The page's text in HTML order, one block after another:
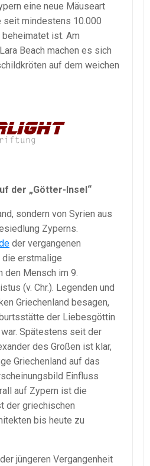
eine neue Mäuseart
seit mindestens 10.000
ist. Am
Beach machen es sich
auf dem weichen
der „Götter-Insel“
sondern von Syrien aus
Zyperns.
der vergangenen
erstmalige
den Mensch im 9.
(v. Chr.). Legenden und
Griechenland besagen,
der Liebesgöttin
Spätestens seit der
des Großen ist klar,
Griechenland auf das
Einfluss
auf Zypern ist die
der griechischen
bis heute zu
jüngeren Vergangenheit